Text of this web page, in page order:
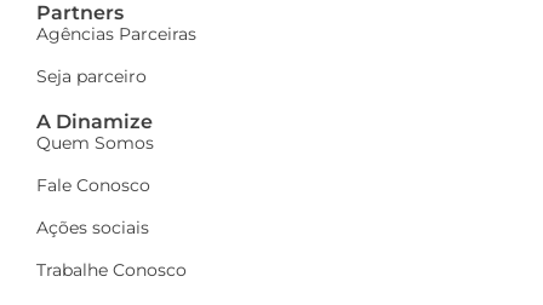
Partners
Agências Parceiras
Seja parceiro
A Dinamize
Quem Somos
Fale Conosco
Ações sociais
Trabalhe Conosco